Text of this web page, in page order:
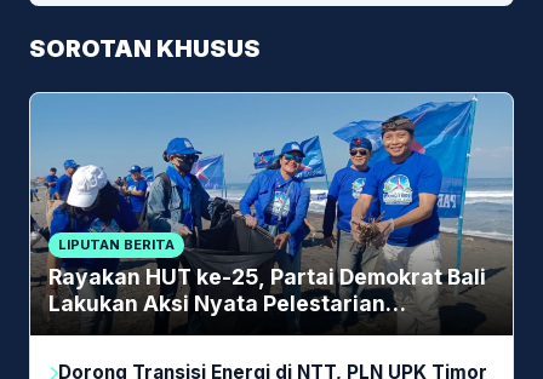
SOROTAN KHUSUS
LIPUTAN BERITA
Rayakan HUT ke-25, Partai Demokrat Bali
Lakukan Aksi Nyata Pelestarian
Lingkungan
Dorong Transisi Energi di NTT, PLN UPK Timor